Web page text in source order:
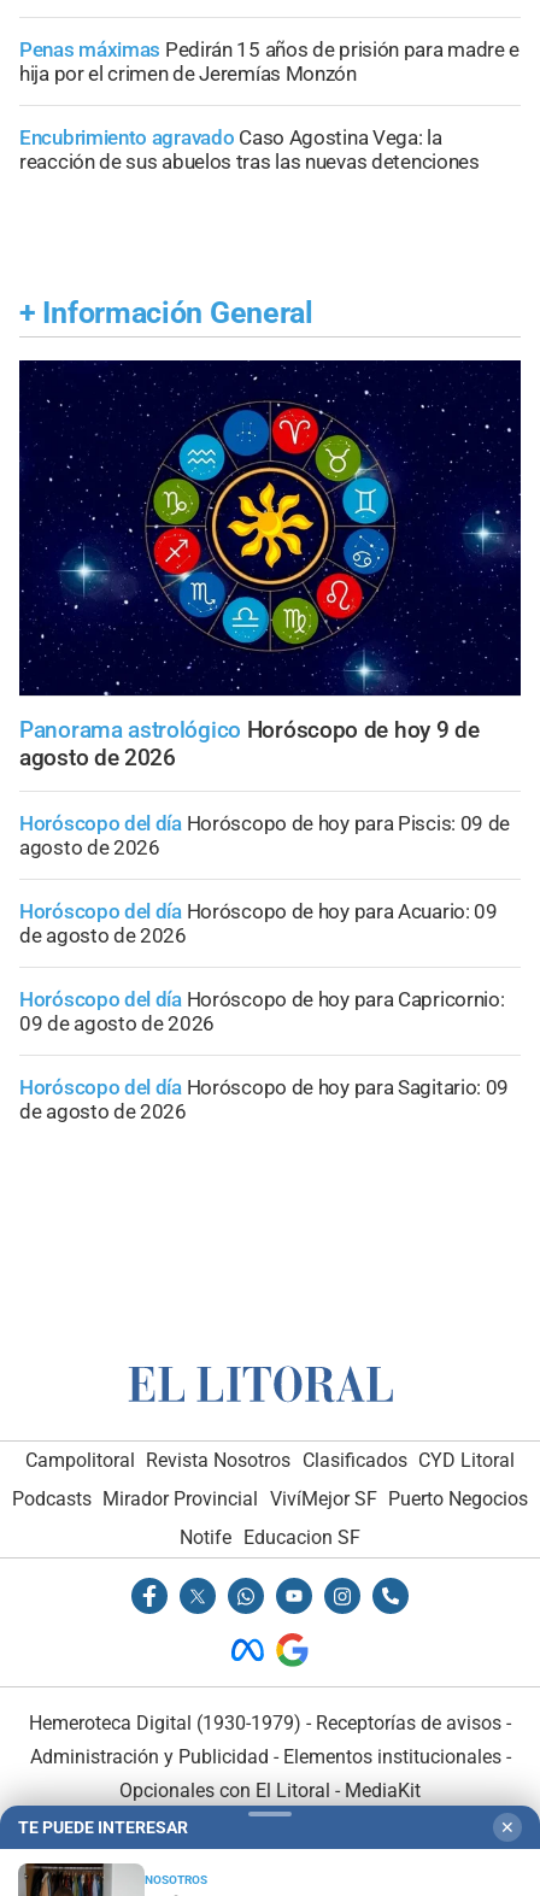
Penas máximas Pedirán 15 años de prisión para madre e
hija por el crimen de Jeremías Monzón
Encubrimiento agravado Caso Agostina Vega: la
reacción de sus abuelos tras las nuevas detenciones
+ Información General
Panorama astrológico Horóscopo de hoy 9 de
agosto de 2026
Horóscopo del día Horóscopo de hoy para Piscis: 09 de
agosto de 2026
Horóscopo del día Horóscopo de hoy para Acuario: 09
de agosto de 2026
Horóscopo del día Horóscopo de hoy para Capricornio:
09 de agosto de 2026
Horóscopo del día Horóscopo de hoy para Sagitario: 09
de agosto de 2026
Campolitoral Revista Nosotros Clasificados CYD Litoral
Podcasts Mirador Provincial VivíMejor SF Puerto Negocios
Notife Educacion SF
Hemeroteca Digital (1930-1979) - Receptorías de avisos -
Administración y Publicidad - Elementos institucionales-
Opcionales con El Litoral - MediaKit
TE PUEDE INTERESAR ✕
NOSOTROS